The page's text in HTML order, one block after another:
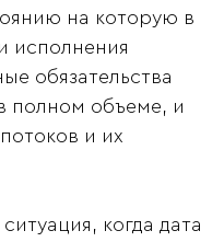
на которую в
исполнения
обязательства
полном объеме, и
и их
когда дата